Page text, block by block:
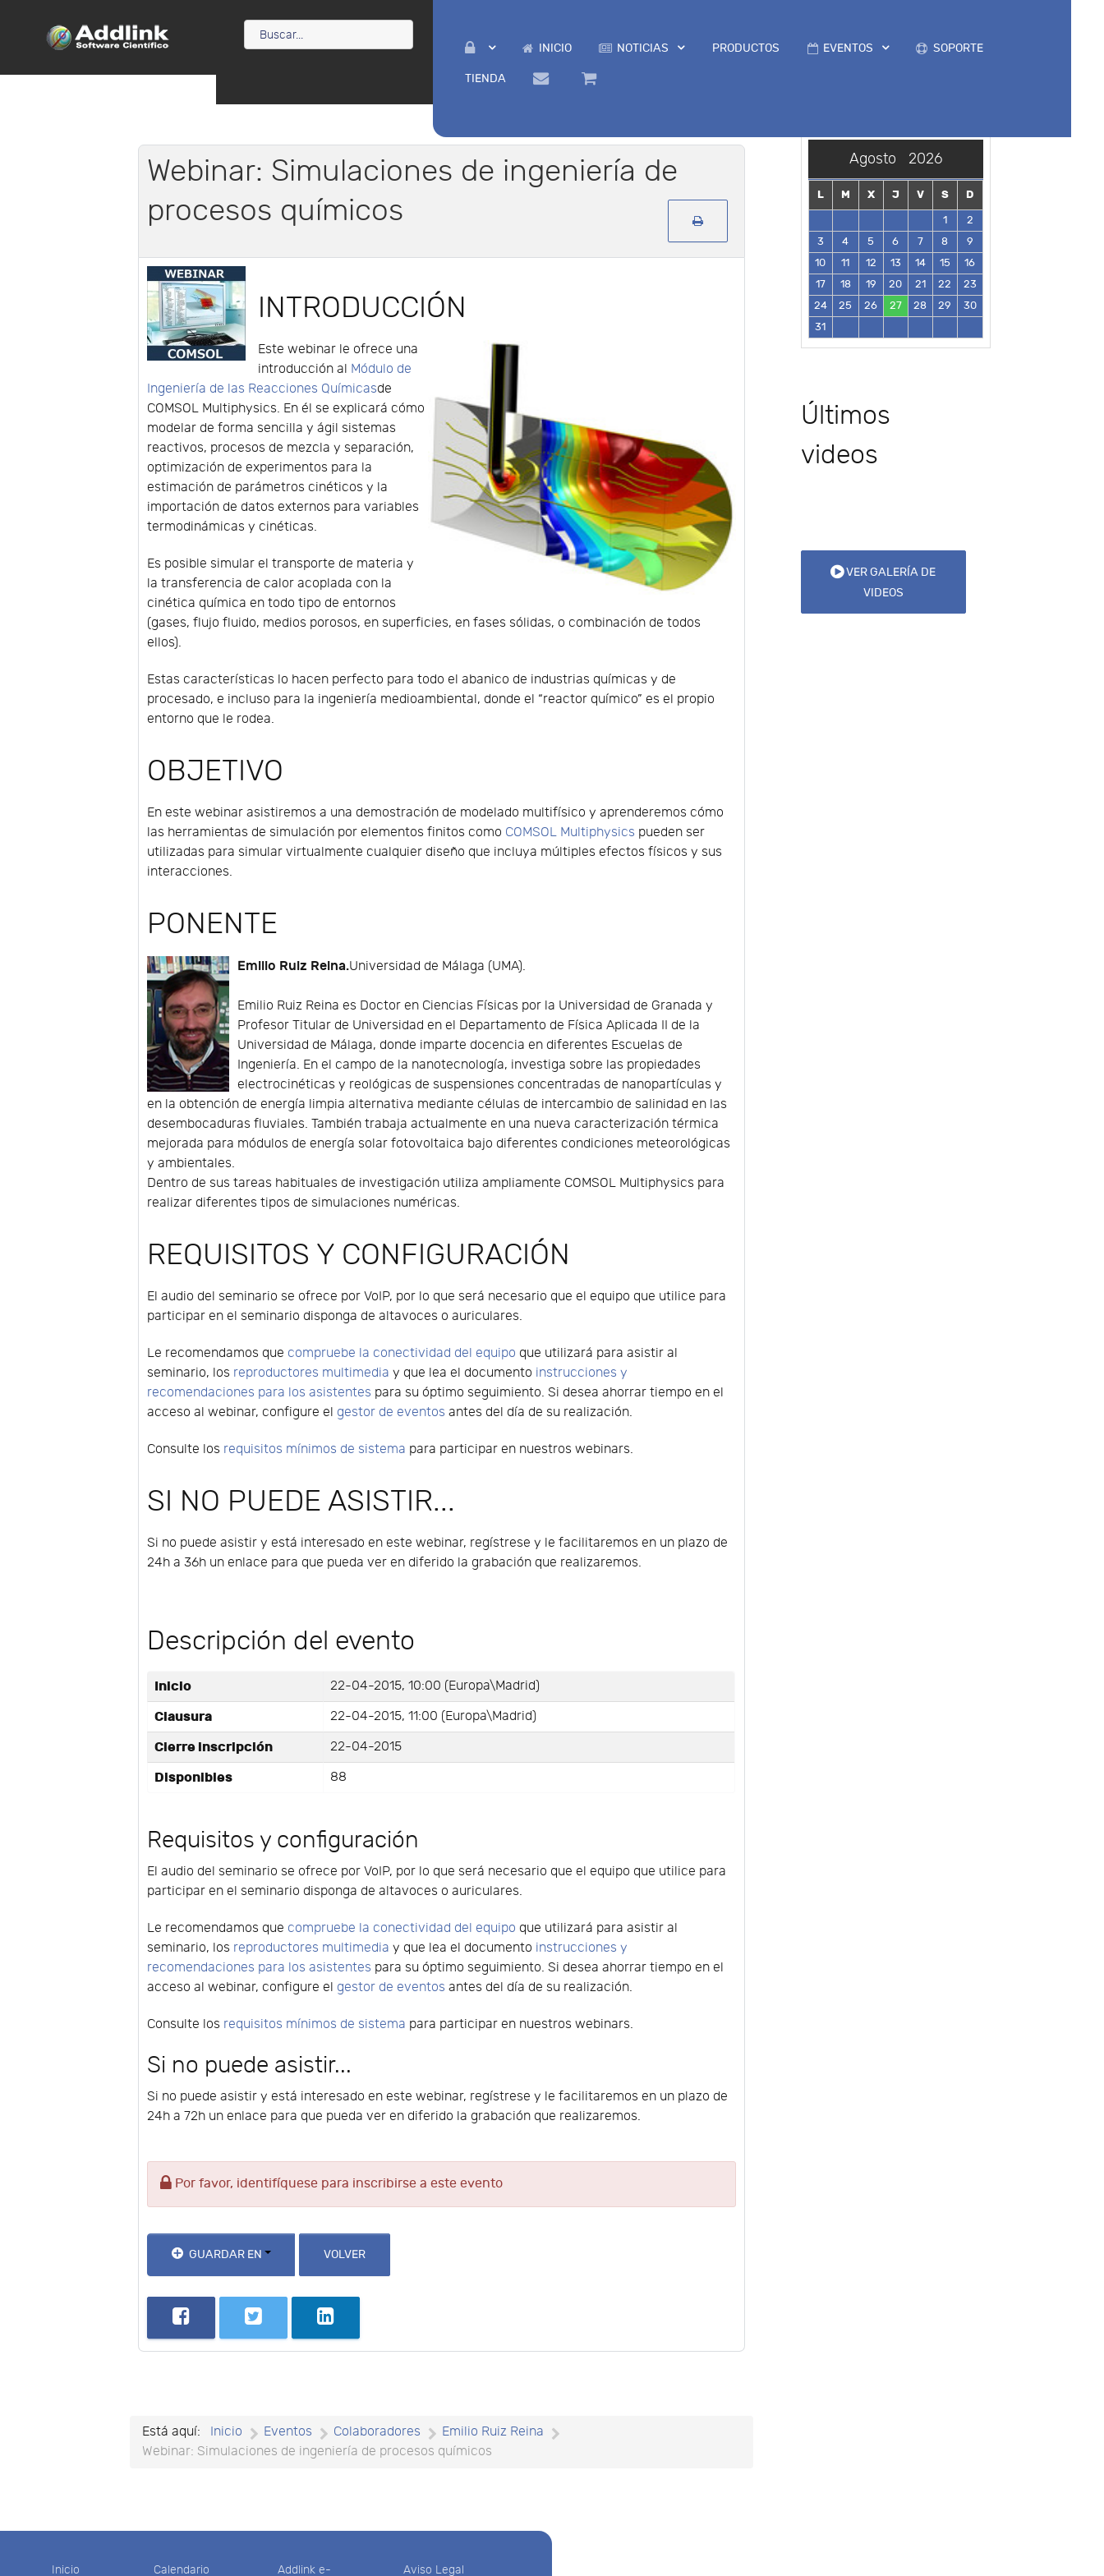
INICIO NOTICIAS PRODUCTOS EVENTOS SOPORTE
TIENDA
Webinar: Simulaciones de ingeniería de
procesos químicos
INTRODUCCIÓN
Este webinar le ofrece una
introducción al Módulo de
Ingeniería de las Reacciones Químicasde
COMSOL Multiphysics. En él se explicará cómo
modelar de forma sencilla y ágil sistemas
reactivos, procesos de mezcla y separación,
optimización de experimentos para la
estimación de parámetros cinéticos y la
importación de datos externos para variables
termodinámicas y cinéticas.
Es posible simular el transporte de materia y
la transferencia de calor acoplada con la
cinética química en todo tipo de entornos
(gases, flujo fluido, medios porosos, en superficies, en fases sólidas, o combinación de todos
ellos).
Estas características lo hacen perfecto para todo el abanico de industrias químicas y de
procesado, e incluso para la ingeniería medioambiental, donde el “reactor químico” es el propio
entorno que le rodea.
OBJETIVO
En este webinar asistiremos a una demostración de modelado multifísico y aprenderemos cómo
las herramientas de simulación por elementos finitos como COMSOL Multiphysics pueden ser
utilizadas para simular virtualmente cualquier diseño que incluya múltiples efectos físicos y sus
interacciones.
PONENTE
Emilio Ruiz Reina.Universidad de Málaga (UMA).
Emilio Ruiz Reina es Doctor en Ciencias Físicas por la Universidad de Granada y
Profesor Titular de Universidad en el Departamento de Física Aplicada II de la
Universidad de Málaga, donde imparte docencia en diferentes Escuelas de
Ingeniería. En el campo de la nanotecnología, investiga sobre las propiedades
electrocinéticas y reológicas de suspensiones concentradas de nanopartículas y
en la obtención de energía limpia alternativa mediante células de intercambio de salinidad en las
desembocaduras fluviales. También trabaja actualmente en una nueva caracterización térmica
mejorada para módulos de energía solar fotovoltaica bajo diferentes condiciones meteorológicas
y ambientales.
Dentro de sus tareas habituales de investigación utiliza ampliamente COMSOL Multiphysics para
realizar diferentes tipos de simulaciones numéricas.
REQUISITOS Y CONFIGURACIÓN
El audio del seminario se ofrece por VoIP, por lo que será necesario que el equipo que utilice para
participar en el seminario disponga de altavoces o auriculares.
Le recomendamos que compruebe la conectividad del equipo que utilizará para asistir al
seminario, los reproductores multimedia y que lea el documento instrucciones y
recomendaciones para los asistentes para su óptimo seguimiento. Si desea ahorrar tiempo en el
acceso al webinar, configure el gestor de eventos antes del día de su realización.
Consulte los requisitos mínimos de sistema para participar en nuestros webinars.
SI NO PUEDE ASISTIR...
Si no puede asistir y está interesado en este webinar, regístrese y le facilitaremos en un plazo de
24h a 36h un enlace para que pueda ver en diferido la grabación que realizaremos.
Descripción del evento
Inicio 22-04-2015, 10:00 (Europa\Madrid)
Clausura 22-04-2015, 11:00 (Europa\Madrid)
Cierre inscripción 22-04-2015
Disponibles 88
Requisitos y configuración
El audio del seminario se ofrece por VoIP, por lo que será necesario que el equipo que utilice para
participar en el seminario disponga de altavoces o auriculares.
Le recomendamos que compruebe la conectividad del equipo que utilizará para asistir al
seminario, los reproductores multimedia y que lea el documento instrucciones y
recomendaciones para los asistentes para su óptimo seguimiento. Si desea ahorrar tiempo en el
acceso al webinar, configure el gestor de eventos antes del día de su realización.
Consulte los requisitos mínimos de sistema para participar en nuestros webinars.
Si no puede asistir...
Si no puede asistir y está interesado en este webinar, regístrese y le facilitaremos en un plazo de
24h a 72h un enlace para que pueda ver en diferido la grabación que realizaremos.
Por favor, identifíquese para inscribirse a este evento
GUARDAR EN VOLVER
Está aquí: Inicio Eventos Colaboradores
Emilio Ruiz Reina
Webinar: Simulaciones de ingeniería de procesos químicos
Agosto 2026
L M X J V S
D
1
2
3
4 5 6 7 8
9
10
11 12 13 14 15
16
17
18 19 20 21 22
23
24
25 26 27 28 29
30
31
Últimos
videos
VER GALERÍA DE
VIDEOS
Inicio Calendario Addlink e- Aviso Legal